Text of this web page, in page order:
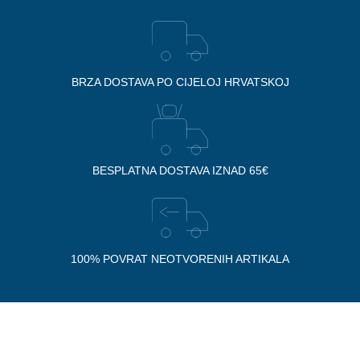
BRZA DOSTAVA PO CIJELOJ HRVATSKOJ
BESPLATNA DOSTAVA IZNAD 65€
100% POVRAT NEOTVORENIH ARTIKALA